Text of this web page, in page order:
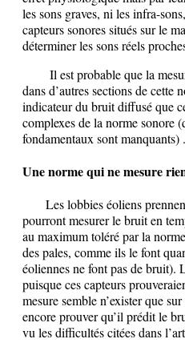
les sons graves, ni les infra-
capteurs sonores situés sur le
déterminer les sons réels
Il est probable que la
dans d’autres sections de
indicateur du bruit diffusé que
complexes de la norme sonore
fondamentaux sont manquants) .
Une norme qui ne mesure
Les lobbies éoliens prennent
pourront mesurer le bruit en
au maximum toléré par la
des pales, comme ils le font
éoliennes ne font pas de bruit).
puisque ces capteurs
mesure semble n’exister que
encore prouver qu’il prédit le
vu les difficultés citées dans